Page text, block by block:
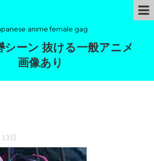
anime female gag
ーン 抜ける一般アニメ
画像あり
日